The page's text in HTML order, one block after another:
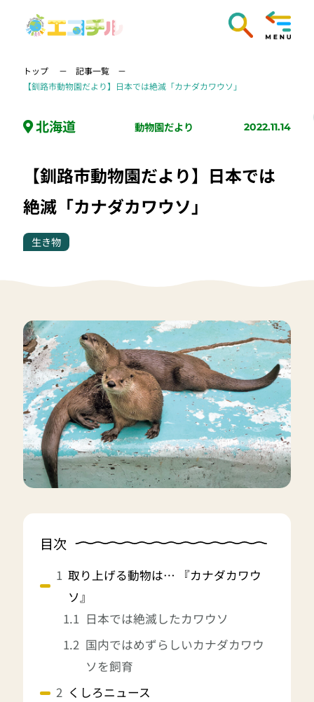
トップ
記事一覧
【釧路市動物園だより】日本では絶滅「カナダカワウソ」
北海道 動物園だより 2022.11.14
【釧路市動物園だより】日本では
絶滅「カナダカワウソ」
生き物
目次
取り上げる動物は… 『カナダカワウ
ソ』
日本では絶滅したカワウソ
国内ではめずらしいカナダカワウ
ソを飼育
くしろニュース